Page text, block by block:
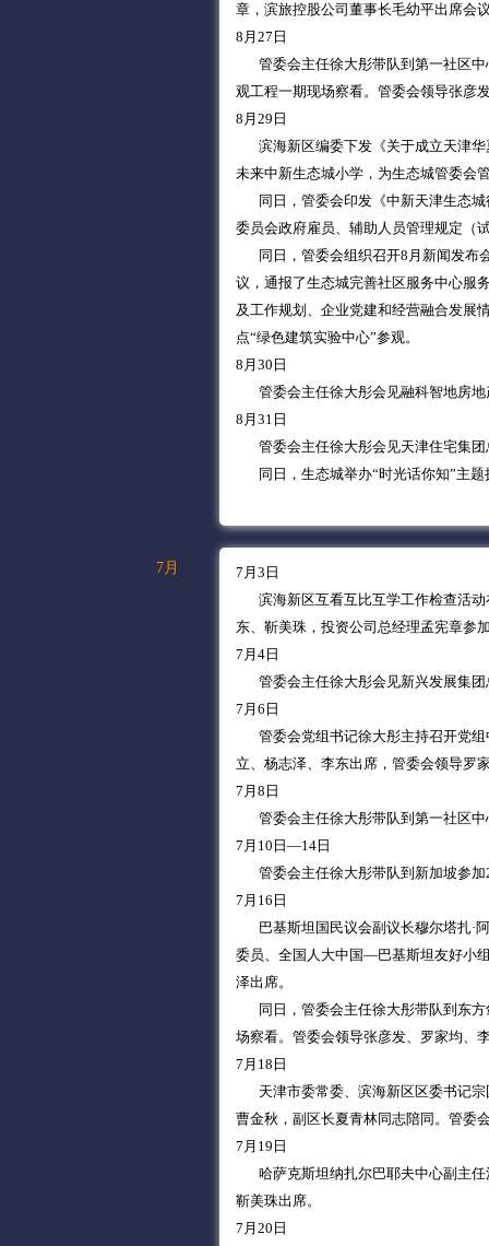
章，滨旅控股公司董事长毛幼平出席会
8月27日
管委会主任徐大彤带队到第一社区中
观工程一期现场察看。管委会领导张彦
8月29日
滨海新区编委下发《关于成立天津华
未来中新生态城小学，为生态城管委会
同日，管委会印发《中新天津生态城
委员会政府雇员、辅助人员管理规定（
同日，管委会组织召开8月新闻发布
议，通报了生态城完善社区服务中心服
及工作规划、企业党建和经营融合发展
点“绿色建筑实验中心”参观。
8月30日
管委会主任徐大彤会见融科智地房地
8月31日
管委会主任徐大彤会见天津住宅集团
同日，生态城举办“时光话你知”主题
7月
7月3日
滨海新区互看互比互学工作检查活动
东、靳美珠，投资公司总经理孟宪章参
7月4日
管委会主任徐大彤会见新兴发展集团
7月6日
管委会党组书记徐大彤主持召开党组
立、杨志泽、李东出席，管委会领导罗
7月8日
管委会主任徐大彤带队到第一社区中
7月10日—14日
管委会主任徐大彤带队到新加坡参加
7月16日
巴基斯坦国民议会副议长穆尔塔扎·
委员、全国人大中国—巴基斯坦友好小
泽出席。
同日，管委会主任徐大彤带队到东方
场察看。管委会领导张彦发、罗家均、
7月18日
天津市委常委、滨海新区区委书记宗
曹金秋，副区长夏青林同志陪同。管委
7月19日
哈萨克斯坦纳扎尔巴耶夫中心副主任
靳美珠出席。
7月20日